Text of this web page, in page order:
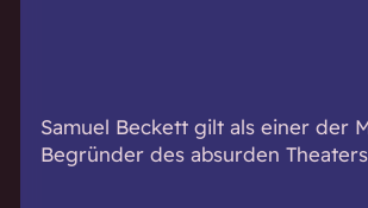
Samuel Beckett gilt als einer der
Begründer des absurden